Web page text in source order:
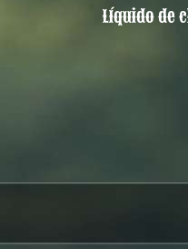
Líquido de